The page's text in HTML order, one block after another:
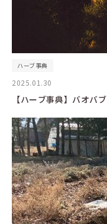
ハーブ事典
2025.01.30
【ハーブ事典】バオバブ